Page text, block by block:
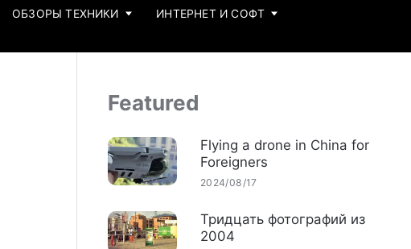
ОБЗОРЫ ТЕХНИКИ
ИНТЕРНЕТ И СОФТ
Featured
Flying a drone in China for
Foreigners
2024/08/17
Тридцать фотографий из
2004